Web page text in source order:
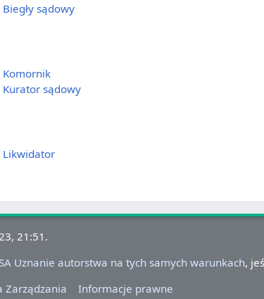
Biegły sądowy
Komornik
Kurator sądowy
Likwidator
21:51.
Uznanie autorstwa na tych samych warunkach,
Zarządzania Informacje prawne